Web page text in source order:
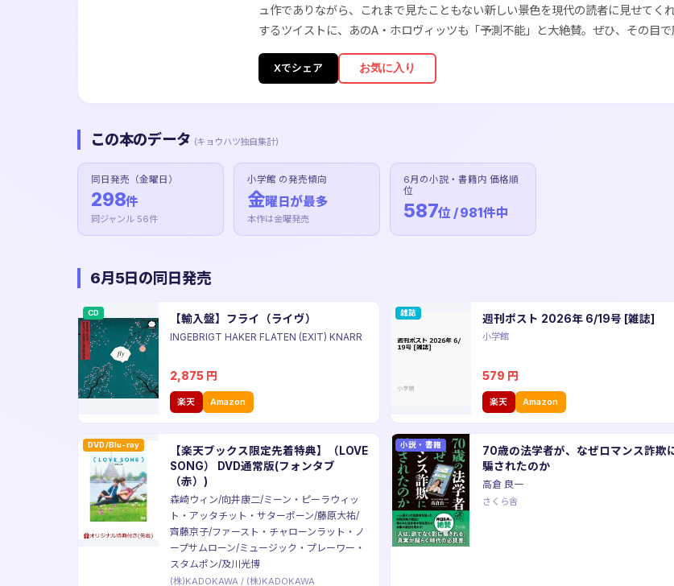
ュ作でありながら、これまで見たこともない新しい景色を現代の読者に見せてく
するツイストに、あのA・ホロヴィッツも「予測不能」と大絶賛。ぜひ、その目で
Xでシェア お気に入り
この本のデータ (キョウハツ独自集計)
同日発売（金曜日）
298件
同ジャンル 56件
小学館 の発売傾向
金曜日が最多
本作は金曜発売
6月の小説・書籍内 価格順
位
587位 / 981件中
6月5日の同日発売
CD 【輸入盤】フライ（ライヴ）
INGEBRIGT HAKER FLATEN (EXIT) KNARR
2,875 円
楽天 Amazon
雑誌 週刊ポスト 2026年 6/19号 [雑誌]
小学館
579 円
楽天 Amazon
DVD/Blu-ray
【楽天ブックス限定先着特典】（LOVE
SONG） DVD通常版(フォンタブ
（赤）)
森崎ウィン/向井康二/ミーン・ピーラウィッ
ト・アッタチット・サターポーン/藤原大祐/
齊藤京子/ファースト・チャローンラット・ノ
ープサムローン/ミュージック・プレーワー・
スタムポン/及川光博
(株)KADOKAWA/ (株)KADOKAWA
小説・書籍
70歳の法学者が、なぜロマンス詐欺
騙されたのか
高倉 良一
さくら舎